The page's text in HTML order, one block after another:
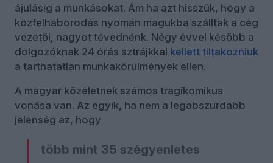
ájulásig a munkásokat. Ám ha azt hisszük, hogy a
közfelháborodás nyomán magukba szálltak a cég
vezetői, nagyot tévednénk. Négy évvel később a
dolgozóknak 24 órás sztrájkkal kellett tiltakozniuk
a tarthatatlan munkakörülmények ellen.
A magyar közéletnek számos tragikomikus
vonása van. Az egyik, ha nem a legabszurdabb
jelenség az, hogy
több mint 35 szégyenletes